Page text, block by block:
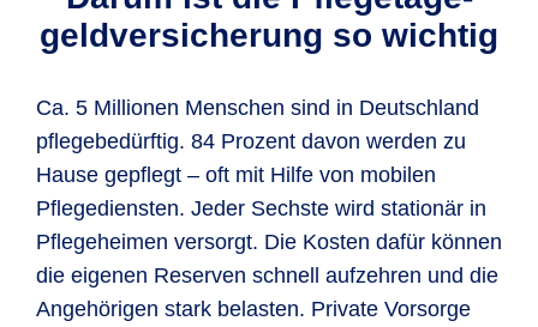
geldversicherung so wichtig
Ca. 5 Millionen Menschen sind in Deutschland
pflegebedürftig. 84 Prozent davon werden zu
Hause gepflegt – oft mit Hilfe von mobilen
Pflegediensten. Jeder Sechste wird stationär in
Pflegeheimen versorgt. Die Kosten dafür können
die eigenen Reserven schnell aufzehren und die
Angehörigen stark belasten. Private Vorsorge